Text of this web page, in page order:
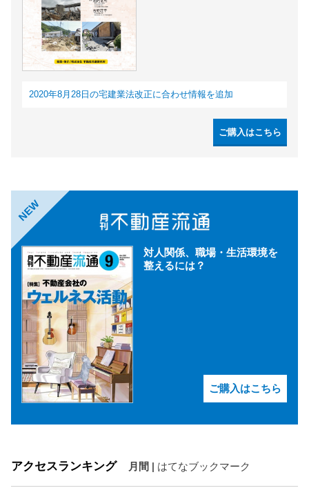
2020年8月28日の宅建業法改正に合わせ情報を追加
ご購入はこちら
NEW
対人関係、職場・生活環境を
整えるには？
ご購入はこちら
アクセスランキング 月間 はてなブックマーク